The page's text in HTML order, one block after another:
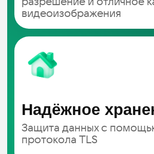
+7
Возникли вопросы?
Заполните форму заявки
и мы оперативно
свяжемся с вами